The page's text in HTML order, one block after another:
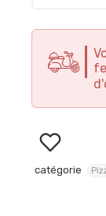
catégorie